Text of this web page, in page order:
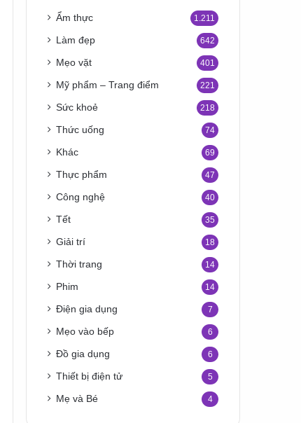
Ẩm thực 1.211
Làm đẹp 642
Mẹo vặt 401
Mỹ phẩm – Trang điểm 221
Sức khoẻ 218
Thức uống 74
Khác 69
Thực phẩm 47
Công nghệ 40
Tết 35
Giải trí 18
Thời trang 14
Phim 14
Điện gia dụng 7
Mẹo vào bếp 6
Đồ gia dụng 6
Thiết bị điện tử 5
Mẹ và Bé 4